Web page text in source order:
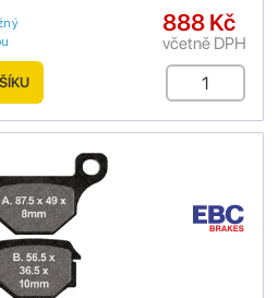
888 Kč
včetně DPH